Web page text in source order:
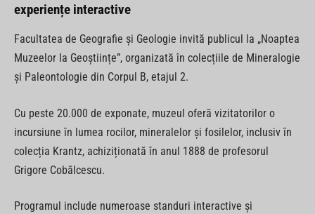
experiențe interactive
Facultatea de Geografie și Geologie invită publicul la „Noaptea
Muzeelor la Geoștiințe”, organizată în colecțiile de Mineralogie
și Paleontologie din Corpul B, etajul 2.
Cu peste 20.000 de exponate, muzeul oferă vizitatorilor o
incursiune în lumea rocilor, mineralelor și fosilelor, inclusiv în
colecția Krantz, achiziționată în anul 1888 de profesorul
Grigore Cobălcescu.
Programul include numeroase standuri interactive și